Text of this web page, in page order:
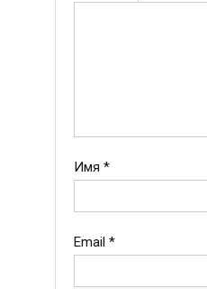
Имя *
Email *